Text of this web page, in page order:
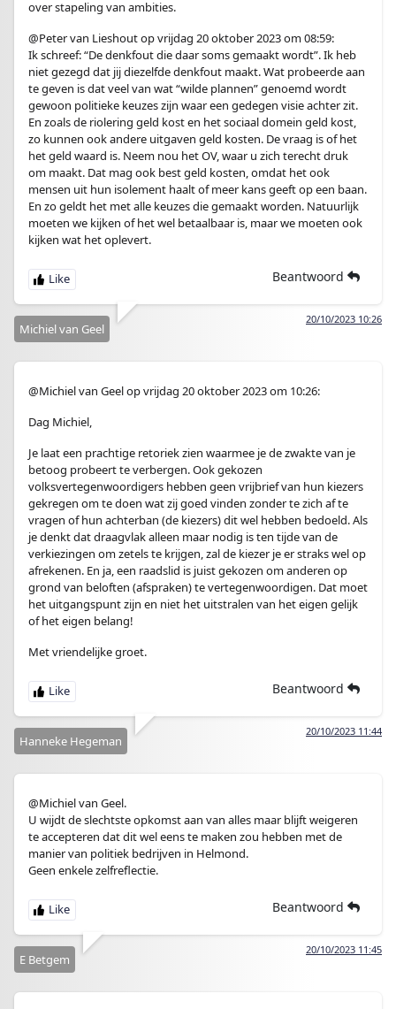
over stapeling van ambities.
@Peter van Lieshout op vrijdag 20 oktober 2023 om 08:59:
Ik schreef: “De denkfout die daar soms gemaakt wordt”. Ik heb
niet gezegd dat jij diezelfde denkfout maakt. Wat probeerde aan
te geven is dat veel van wat “wilde plannen” genoemd wordt
gewoon politieke keuzes zijn waar een gedegen visie achter zit.
En zoals de riolering geld kost en het sociaal domein geld kost,
zo kunnen ook andere uitgaven geld kosten. De vraag is of het
het geld waard is. Neem nou het OV, waar u zich terecht druk
om maakt. Dat mag ook best geld kosten, omdat het ook
mensen uit hun isolement haalt of meer kans geeft op een baan.
En zo geldt het met alle keuzes die gemaakt worden. Natuurlijk
moeten we kijken of het wel betaalbaar is, maar we moeten ook
kijken wat het oplevert.
Beantwoord
20/10/2023 10:26
Michiel van Geel
@Michiel van Geel op vrijdag 20 oktober 2023 om 10:26:
Dag Michiel,
Je laat een prachtige retoriek zien waarmee je de zwakte van je
betoog probeert te verbergen. Ook gekozen
volksvertegenwoordigers hebben geen vrijbrief van hun kiezers
gekregen om te doen wat zij goed vinden zonder te zich af te
vragen of hun achterban (de kiezers) dit wel hebben bedoeld. Als
je denkt dat draagvlak alleen maar nodig is ten tijde van de
verkiezingen om zetels te krijgen, zal de kiezer je er straks wel op
afrekenen. En ja, een raadslid is juist gekozen om anderen op
grond van beloften (afspraken) te vertegenwoordigen. Dat moet
het uitgangspunt zijn en niet het uitstralen van het eigen gelijk
of het eigen belang!
Met vriendelijke groet.
Beantwoord
20/10/2023 11:44
Hanneke Hegeman
@Michiel van Geel.
U wijdt de slechtste opkomst aan van alles maar blijft weigeren
te accepteren dat dit wel eens te maken zou hebben met de
manier van politiek bedrijven in Helmond.
Geen enkele zelfreflectie.
Beantwoord
20/10/2023 11:45
E Betgem